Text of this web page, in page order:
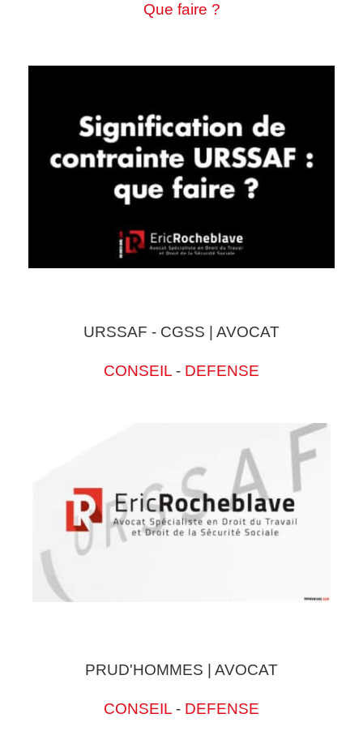
Que faire ?
URSSAF - CGSS | AVOCAT
CONSEIL - DEFENSE
PRUD'HOMMES | AVOCAT
CONSEIL - DEFENSE